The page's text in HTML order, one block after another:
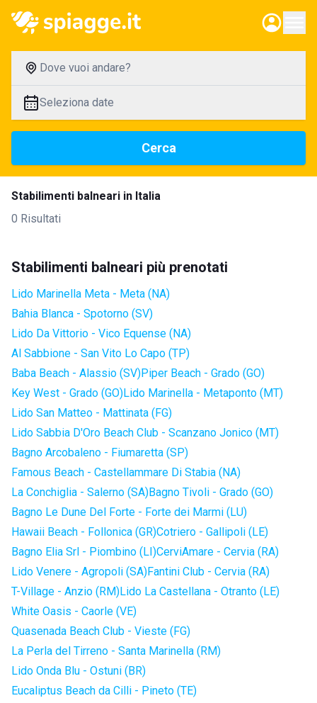
Dove vuoi andare?
Seleziona date
Cerca
Stabilimenti balneari in Italia
0 Risultati
Stabilimenti balneari più prenotati
Lido Marinella Meta - Meta (NA)
Bahia Blanca - Spotorno (SV)
Lido Da Vittorio - Vico Equense (NA)
Al Sabbione - San Vito Lo Capo (TP)
Baba Beach - Alassio (SV)Piper Beach - Grado (GO)
Key West - Grado (GO)Lido Marinella - Metaponto (MT)
Lido San Matteo - Mattinata (FG)
Lido Sabbia D'Oro Beach Club - Scanzano Jonico (MT)
Bagno Arcobaleno - Fiumaretta (SP)
Famous Beach - Castellammare Di Stabia (NA)
La Conchiglia - Salerno (SA)Bagno Tivoli - Grado (GO)
Bagno Le Dune Del Forte - Forte dei Marmi (LU)
Hawaii Beach - Follonica (GR)Cotriero - Gallipoli (LE)
Bagno Elia Srl - Piombino (LI)CerviAmare - Cervia (RA)
Lido Venere - Agropoli (SA)Fantini Club - Cervia (RA)
T-Village - Anzio (RM)Lido La Castellana - Otranto (LE)
White Oasis - Caorle (VE)
Quasenada Beach Club - Vieste (FG)
La Perla del Tirreno - Santa Marinella (RM)
Lido Onda Blu - Ostuni (BR)
Eucaliptus Beach da Cilli - Pineto (TE)